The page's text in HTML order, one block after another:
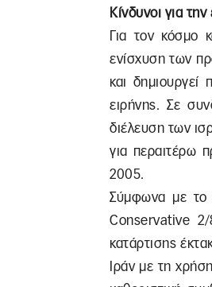
Κίνδυνοι για την
Για τον κόσμο
ενίσχυση των
και
ειρήνης. Σε
διέλευση των
για περαιτέρω
2005.
Σύμφωνα με το
Conservative
κατάρτισης
Ιράν με τη